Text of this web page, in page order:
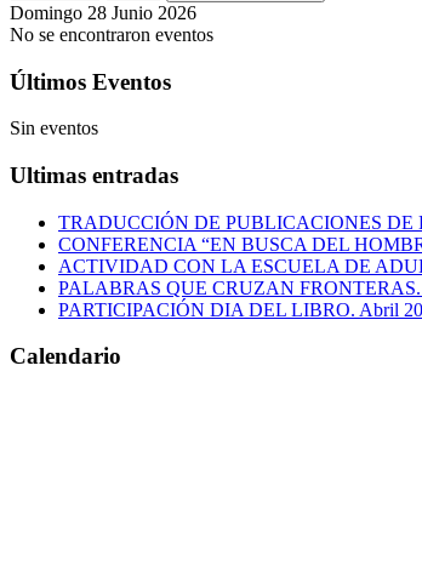
Domingo 28 Junio 2026
No se encontraron eventos
Últimos Eventos
Sin eventos
Ultimas entradas
TRADUCCIÓN DE PUBLICACIONES
CONFERENCIA “EN BUSCA DEL
ACTIVIDAD CON LA ESCUELA DE
PALABRAS QUE CRUZAN FRONTERAS.
PARTICIPACIÓN DIA DEL LIBRO. Abril
Calendario